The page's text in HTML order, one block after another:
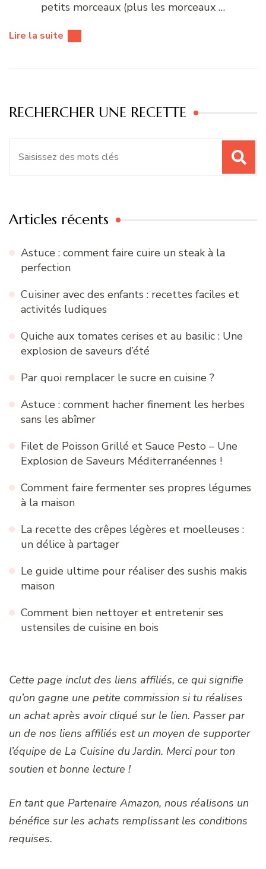
petits morceaux (plus les morceaux …
Lire la suite
RECHERCHER UNE RECETTE
Articles récents
Astuce : comment faire cuire un steak à la
perfection
Cuisiner avec des enfants : recettes faciles et
activités ludiques
Quiche aux tomates cerises et au basilic : Une
explosion de saveurs d’été
Par quoi remplacer le sucre en cuisine ?
Astuce : comment hacher finement les herbes
sans les abîmer
Filet de Poisson Grillé et Sauce Pesto – Une
Explosion de Saveurs Méditerranéennes !
Comment faire fermenter ses propres légumes
à la maison
La recette des crêpes légères et moelleuses :
un délice à partager
Le guide ultime pour réaliser des sushis makis
maison
Comment bien nettoyer et entretenir ses
ustensiles de cuisine en bois
Cette page inclut des liens affiliés, ce qui signifie
qu’on gagne une petite commission si tu réalises
un achat après avoir cliqué sur le lien. Passer par
un de nos liens affiliés est un moyen de supporter
l’équipe de La Cuisine du Jardin. Merci pour ton
soutien et bonne lecture !
En tant que Partenaire Amazon, nous réalisons un
bénéfice sur les achats remplissant les conditions
requises.